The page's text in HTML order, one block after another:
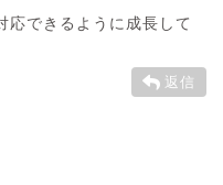
応できるように成長して
返信